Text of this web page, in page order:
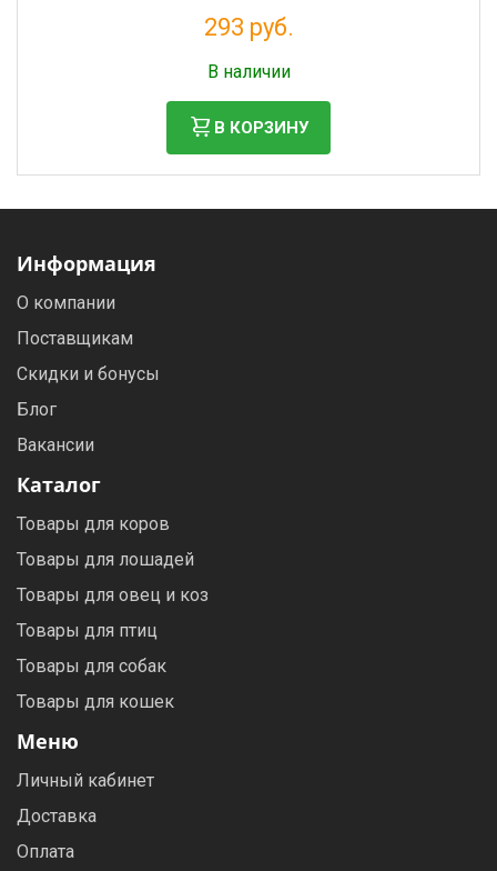
293 руб.
В наличии
В КОРЗИНУ
Информация
О компании
Поставщикам
Скидки и бонусы
Блог
Вакансии
Каталог
Товары для коров
Товары для лошадей
Товары для овец и коз
Товары для птиц
Товары для собак
Товары для кошек
Меню
Личный кабинет
Доставка
Оплата